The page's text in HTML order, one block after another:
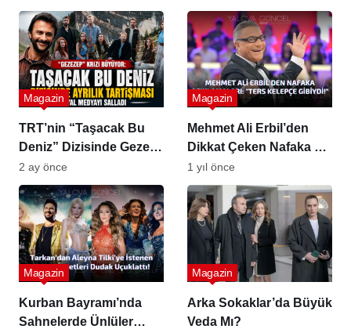
TRT’nin “Taşacak Bu
Deniz” Dizisinde Gezep
Krizi
Magazin
2 ay önce
Mehmet Ali Erbil’den
Dikkat Çeken Nafaka ve
Evlilik Açıklamaları:
“Ters Kelepçe Gibiydi!”
Magazin
1 yıl önce
Kurban Bayramı’nda
Sahnelerde Ünlüler
Magazin
Arka Sokaklar’da Büyük
Veda Mı?
Magazin